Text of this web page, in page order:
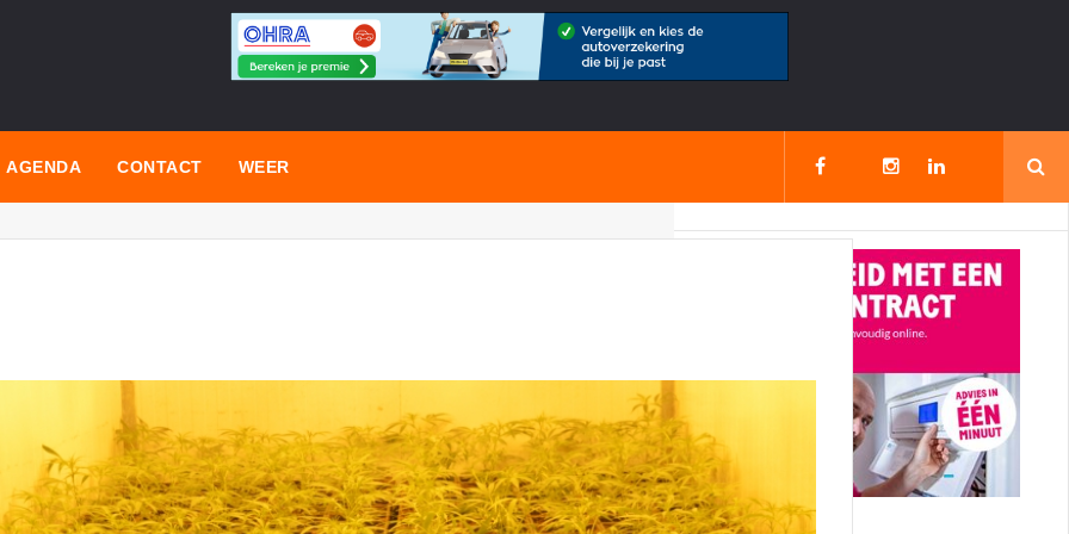
AGENDA CONTACT WEER